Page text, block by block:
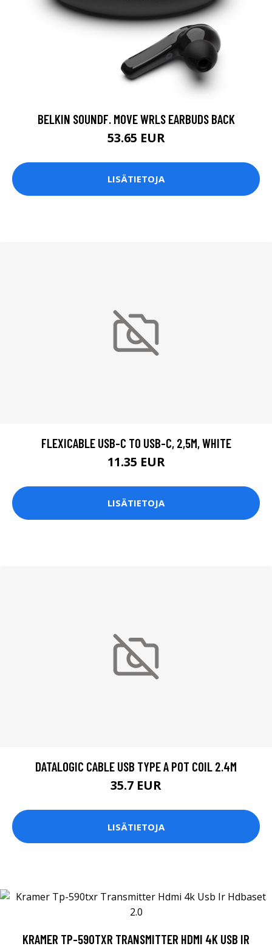
BELKIN SOUNDF. MOVE WRLS EARBUDS BACK
53.65 EUR
LISÄTIETOJA
FLEXICABLE USB-C TO USB-C, 2,5M, WHITE
11.35 EUR
LISÄTIETOJA
DATALOGIC CABLE USB TYPE A POT COIL 2.4M
35.7 EUR
LISÄTIETOJA
KRAMER TP-590TXR TRANSMITTER HDMI 4K USB IR